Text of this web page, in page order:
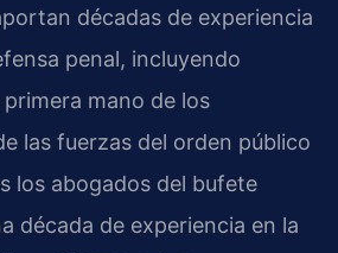
décadas de experiencia
penal, incluyendo
mano de los
las fuerzas del orden público
los abogados del bufete
década de experiencia en la